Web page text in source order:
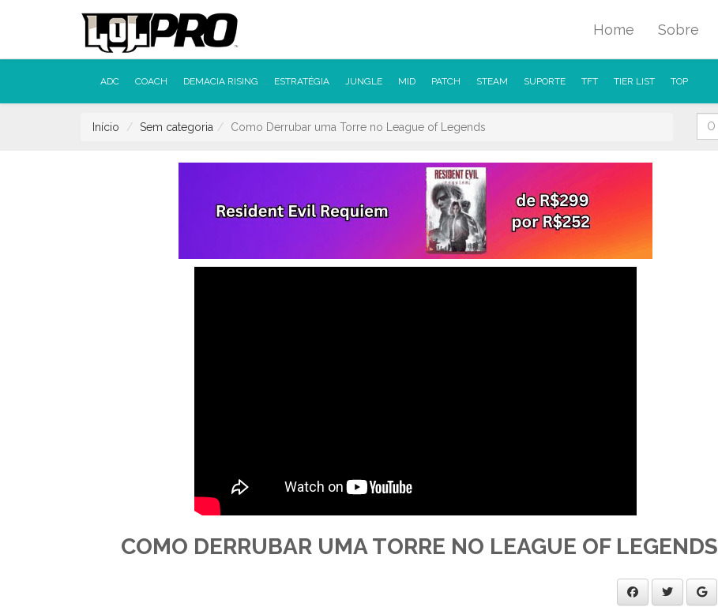
Home Sobre
ADC COACH DEMACIA RISING ESTRATÉGIA JUNGLE MID PATCH STEAM SUPORTE TFT TIER LIST TOP
Início Sem categoria Como Derrubar uma Torre no League of Legends
COMO DERRUBAR UMA TORRE NO LEAGUE OF LEGENDS